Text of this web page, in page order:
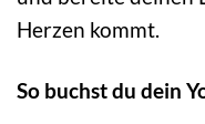
Herzen kommt.
So buchst du dein